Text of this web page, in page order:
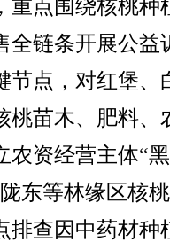
重点围绕核桃种
全链条开展公益
节点，对红堡、
桃苗木、肥料、
农资经营主体“
东等林缘区核
排查因中药材种